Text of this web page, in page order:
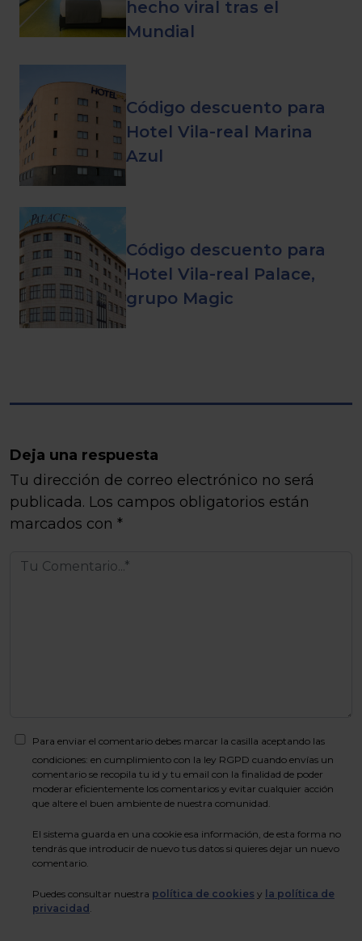
hecho viral tras el
Mundial
Código descuento para
Hotel Vila-real Marina
Azul
Código descuento para
Hotel Vila-real Palace,
grupo Magic
Deja una respuesta
Tu dirección de correo electrónico no será
publicada. Los campos obligatorios están
marcados con *
Para enviar el comentario debes marcar la casilla aceptando las
condiciones: en cumplimiento con la ley RGPD cuando envías un
comentario se recopila tu id y tu email con la finalidad de poder
moderar eficientemente los comentarios y evitar cualquier acción
que altere el buen ambiente de nuestra comunidad.
El sistema guarda en una cookie esa información, de esta forma no
tendrás que introducir de nuevo tus datos si quieres dejar un nuevo
comentario.
Puedes consultar nuestra política de cookies y la política de
privacidad .